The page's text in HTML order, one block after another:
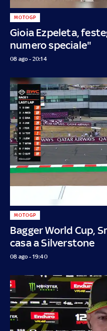
Gioia Ezpeleta,
numero speciale"
MOTOGP
08 ago - 20:14
Bagger World Cup,
casa a Silverstone
MOTOGP
08 ago - 19:40